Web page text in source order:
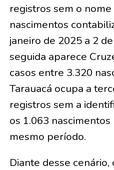
registros sem o
nascimentos
janeiro de 2025 a 2
seguida aparece
casos entre 3.320
Tarauacá ocupa a
registros sem a
os 1.063
mesmo período.
Diante desse